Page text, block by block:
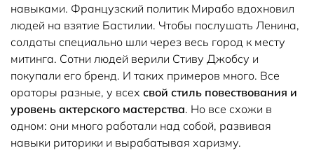
навыками. Французский политик Мирабо вдохновил
людей на взятие Бастилии. Чтобы послушать Ленина,
солдаты специально шли через весь город к месту
митинга. Сотни людей верили Стиву Джобсу и
покупали его бренд. И таких примеров много. Все
ораторы разные, у всех свой стиль повествования и
уровень актерского мастерства. Но все схожи в
одном: они много работали над собой, развивая
навыки риторики и вырабатывая харизму.